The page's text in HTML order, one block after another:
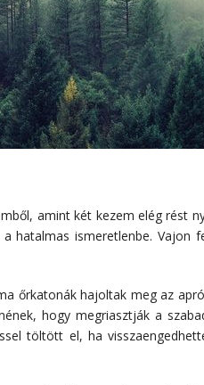
amint két kezem elég rést
hatalmas ismeretlenbe. Vajon
őrkatonák hajoltak meg az
hogy megriasztják a
töltött el, ha